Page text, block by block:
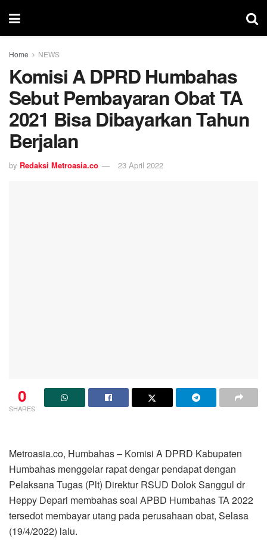
Home NEWS
Komisi A DPRD Humbahas
Sebut Pembayaran Obat TA
2021 Bisa Dibayarkan Tahun
Berjalan
by Redaksi Metroasia.co 23 April 2022
0
SHARES
Metroasia.co, Humbahas – Komisi A DPRD Kabupaten
Humbahas menggelar rapat dengar pendapat dengan
Pelaksana Tugas (Plt) Direktur RSUD Dolok Sanggul dr
Heppy Depari membahas soal APBD Humbahas TA 2022
tersedot membayar utang pada perusahaan obat, Selasa
(19/4/2022) lalu.